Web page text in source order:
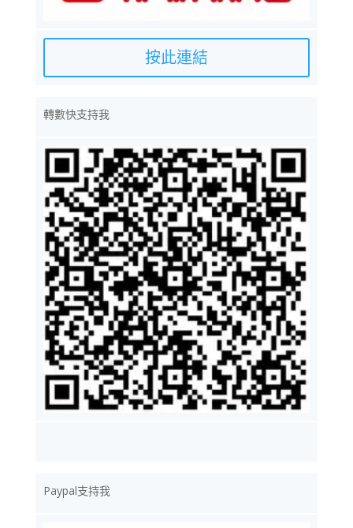
按此連結
轉數快支持我
Paypal支持我